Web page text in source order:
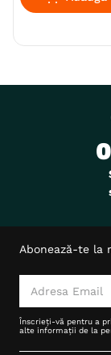
Abonează-te la
Înscrieți-vă pentru a
alte informații de la